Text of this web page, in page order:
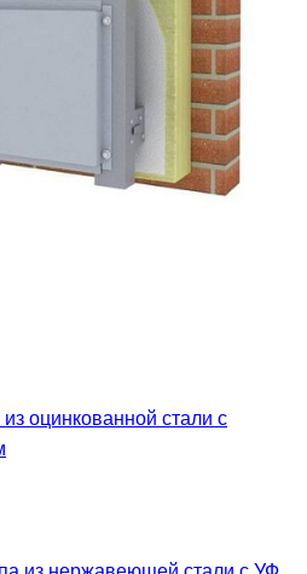
оцинкованной стали с